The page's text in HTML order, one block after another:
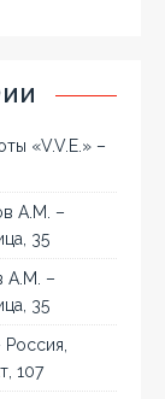
«V.V.E.» –
А.М. –
35
А.М. –
35
107